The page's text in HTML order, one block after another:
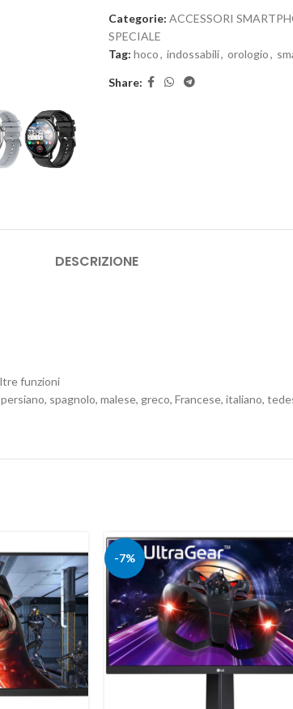
Categorie: ACCESSORI
SPECIALE
Tag: hoco, indossabili, orologio,
Share:
DESCRIZIONE
funzioni
spagnolo, malese, greco, Francese, italiano,
-7%